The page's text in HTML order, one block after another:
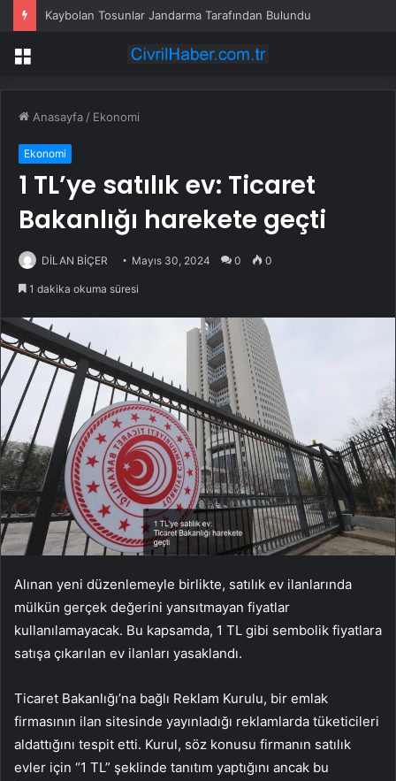
Kaybolan Tosunlar Jandarma Tarafından Bulundu
Menü
Anasayfa / Ekonomi
Ekonomi
1 TL’ye satılık ev: Ticaret
Bakanlığı harekete geçti
DİLAN BİÇER Mayıs 30, 2024 0 0
1 dakika okuma süresi
Alınan yeni düzenlemeyle birlikte, satılık ev ilanlarında
mülkün gerçek değerini yansıtmayan fiyatlar
kullanılamayacak. Bu kapsamda, 1 TL gibi sembolik fiyatlara
satışa çıkarılan ev ilanları yasaklandı.
Ticaret Bakanlığı’na bağlı Reklam Kurulu, bir emlak
firmasının ilan sitesinde yayınladığı reklamlarda tüketicileri
aldattığını tespit etti. Kurul, söz konusu firmanın satılık
evler için “1 TL” şeklinde tanıtım yaptığını ancak bu